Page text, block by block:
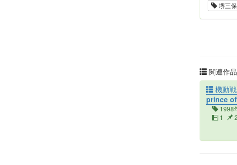
堺三保
関連作
機動
prince
1998
1
2